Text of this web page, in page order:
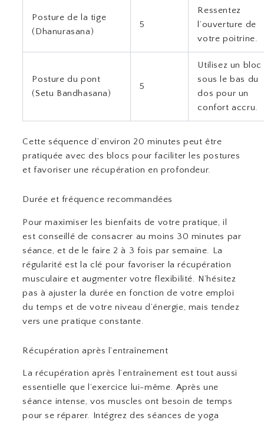
Posture de la tige
(Dhanurasana)
5
Ressentez
l’ouverture de
votre poitrine.
Posture du pont
(Setu Bandhasana)
5
Utilisez un bloc
sous le bas du
dos pour un
confort accru.
Cette séquence d’environ 20 minutes peut être
pratiquée avec des blocs pour faciliter les postures
et favoriser une récupération en profondeur.
Durée et fréquence recommandées
Pour maximiser les bienfaits de votre pratique, il
est conseillé de consacrer au moins 30 minutes par
séance, et de le faire 2 à 3 fois par semaine. La
régularité est la clé pour favoriser la récupération
musculaire et augmenter votre flexibilité. N’hésitez
pas à ajuster la durée en fonction de votre emploi
du temps et de votre niveau d’énergie, mais tendez
vers une pratique constante.
Récupération après l’entraînement
La récupération après l’entraînement est tout aussi
essentielle que l’exercice lui-même. Après une
séance intense, vos muscles ont besoin de temps
pour se réparer. Intégrez des séances de yoga